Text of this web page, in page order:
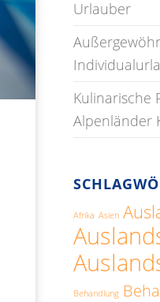
Urlauber
Kulinarische
Alpenländer
Afrika Asien
Behandlung